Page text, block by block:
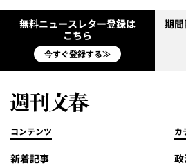
無料ニュースレター登録は
こちら
今すぐ登録する≫
期
コンテンツ
新着記事
カ